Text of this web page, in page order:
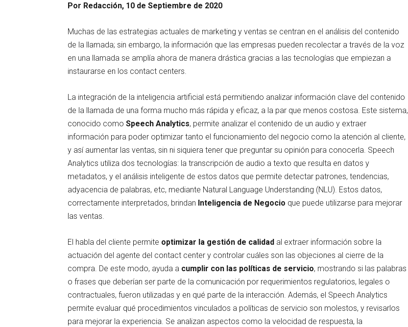
Por Redacción, 10 de Septiembre de 2020
Muchas de las estrategias actuales de marketing y ventas se centran en el análisis del contenido
de la llamada; sin embargo, la información que las empresas pueden recolectar a través de la voz
en una llamada se amplía ahora de manera drástica gracias a las tecnologías que empiezan a
instaurarse en los contact centers.
La integración de la inteligencia artificial está permitiendo analizar información clave del contenido
de la llamada de una forma mucho más rápida y eficaz, a la par que menos costosa. Este sistema,
conocido como Speech Analytics, permite analizar el contenido de un audio y extraer
información para poder optimizar tanto el funcionamiento del negocio como la atención al cliente,
y así aumentar las ventas, sin ni siquiera tener que preguntar su opinión para conocerla. Speech
Analytics utiliza dos tecnologías: la transcripción de audio a texto que resulta en datos y
metadatos, y el análisis inteligente de estos datos que permite detectar patrones, tendencias,
adyacencia de palabras, etc, mediante Natural Language Understanding (NLU). Estos datos,
correctamente interpretados, brindan Inteligencia de Negocio que puede utilizarse para mejorar
las ventas.
El habla del cliente permite optimizar la gestión de calidad al extraer información sobre la
actuación del agente del contact center y controlar cuáles son las objeciones al cierre de la
compra. De este modo, ayuda a cumplir con las políticas de servicio, mostrando si las palabras
o frases que deberían ser parte de la comunicación por requerimientos regulatorios, legales o
contractuales, fueron utilizadas y en qué parte de la interacción. Además, el Speech Analytics
permite evaluar qué procedimientos vinculados a políticas de servicio son molestos, y revisarlos
para mejorar la experiencia. Se analizan aspectos como la velocidad de respuesta, la